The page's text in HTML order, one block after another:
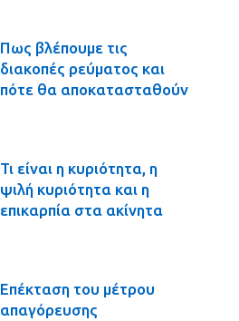
Πως βλέπουμε τις
διακοπές ρεύματος και
πότε θα αποκατασταθούν
Τι είναι η κυριότητα, η
ψιλή κυριότητα και η
επικαρπία στα ακίνητα
Επέκταση του μέτρου
απαγόρευσης